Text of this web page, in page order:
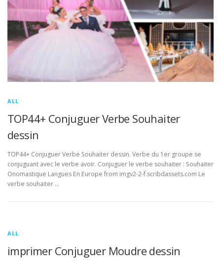
ALL
TOP44+ Conjuguer Verbe Souhaiter
dessin
TOP44+ Conjuguer Verbe Souhaiter dessin. Verbe du 1er groupe se
conjuguant avec le verbe avoir. Conjuguer le verbe souhaiter : Souhaiter
Onomastique Langues En Europe from imgv2-2-f.scribdassets.com Le
verbe souhaiter …
ALL
imprimer Conjuguer Moudre dessin